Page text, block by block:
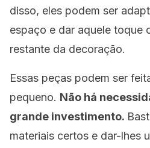
disso, eles podem ser
espaço e dar aquele toque
restante da decoração.
Essas peças podem ser
pequeno. Não há
grande investimento.
materiais certos e dar-lhes